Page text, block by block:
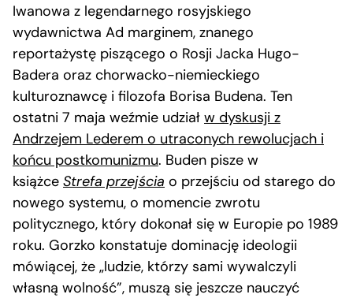
Iwanowa z legendarnego rosyjskiego
wydawnictwa Ad marginem, znanego
reportażystę piszącego o Rosji Jacka Hugo-
Badera oraz chorwacko-niemieckiego
kulturoznawcę i filozofa Borisa Budena. Ten
ostatni 7 maja weźmie udział w dyskusji z
Andrzejem Lederem o utraconych rewolucjach i
końcu postkomunizmu. Buden pisze w
książce Strefa przejścia o przejściu od starego do
nowego systemu, o momencie zwrotu
politycznego, który dokonał się w Europie po 1989
roku. Gorzko konstatuje dominację ideologii
mówiącej, że „ludzie, którzy sami wywalczyli
własną wolność”, muszą się jeszcze nauczyć